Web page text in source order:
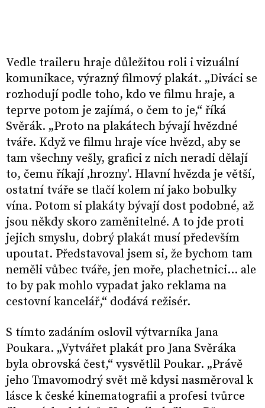
Vedle traileru hraje důležitou roli i vizuální
komunikace, výrazný filmový plakát. „Diváci se
rozhodují podle toho, kdo ve filmu hraje, a
teprve potom je zajímá, o čem to je,“ říká
Svěrák. „Proto na plakátech bývají hvězdné
tváře. Když ve filmu hraje více hvězd, aby se
tam všechny vešly, grafici z nich neradi dělají
to, čemu říkají ‚hrozny'. Hlavní hvězda je větší,
ostatní tváře se tlačí kolem ní jako bobulky
vína. Potom si plakáty bývají dost podobné, až
jsou někdy skoro zaměnitelné. A to jde proti
jejich smyslu, dobrý plakát musí především
upoutat. Představoval jsem si, že bychom tam
neměli vůbec tváře, jen moře, plachetnici... ale
to by pak mohlo vypadat jako reklama na
cestovní kancelář,“ dodává režisér.
S tímto zadáním oslovil výtvarníka Jana
Poukara. „Vytvářet plakát pro Jana Svěráka
byla obrovská čest,“ vysvětlil Poukar. „Právě
jeho Tmavomodrý svět mě kdysi nasměroval k
lásce k české kinematografii a profesi tvůrce